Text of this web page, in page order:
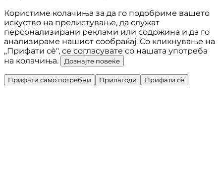
Користиме колачиња за да го подобриме вашето
искуство на прелистување, да служат
персонализирани реклами или содржина и да го
анализираме нашиот сообраќај. Со кликнување на
„Прифати сè", се согласувате со нашата употреба
на колачиња.
Дознајте повеќе
Прифати само потребни Прилагоди Прифати сè